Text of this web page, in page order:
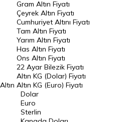
Raporlar
Endeksler
DÖVİZ
Döviz Kuru
Dolar Kuru
Euro Kuru
Pound Kuru
Altın
Gram Altın Fiyatı
Çeyrek Altın Fiyatı
Cumhuriyet Altını Fiyatı
Tam Altın Fiyatı
Yarım Altın Fiyatı
Has Altın Fiyatı
Ons Altın Fiyatı
22 Ayar Bilezik Fiyatı
Altın KG (Dolar) Fiyatı
Altın KG (Euro) Fiyatı
Dolar
Euro
Sterlin